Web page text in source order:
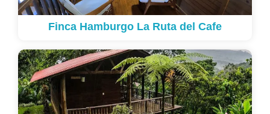
Finca Hamburgo La Ruta del Cafe